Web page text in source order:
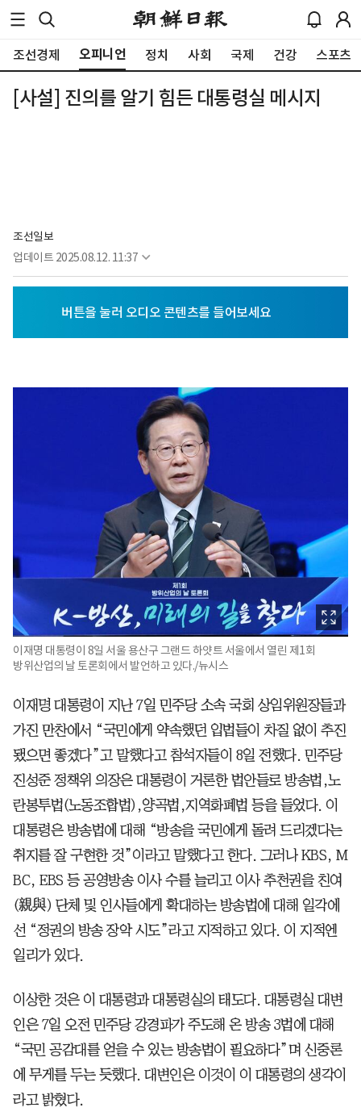
조선경제 오피니언 정치 사회 국제 건강 스포츠
[사설] 진의를 알기 힘든 대통령실 메시지
조선일보
업데이트 2025.08.12. 11:37
이재명 대통령이 8일 서울 용산구 그랜드 하얏트 서울에서 열린 제1회
방위산업의 날 토론회에서 발언하고 있다./뉴시스
이재명 대통령이 지난 7일 민주당 소속 국회 상임위원장들과
가진 만찬에서 “국민에게 약속했던 입법들이 차질 없이 추진
됐으면 좋겠다”고 말했다고 참석자들이 8일 전했다. 민주당
진성준 정책위 의장은 대통령이 거론한 법안들로 방송법,노
란봉투법(노동조합법),양곡법,지역화폐법 등을 들었다. 이
대통령은 방송법에 대해 “방송을 국민에게 돌려 드리겠다는
취지를 잘 구현한 것”이라고 말했다고 한다. 그러나 KBS, M
BC, EBS 등 공영방송 이사 수를 늘리고 이사 추천권을 친여
(親與) 단체 및 인사들에게 확대하는 방송법에 대해 일각에
선 “정권의 방송 장악 시도”라고 지적하고 있다. 이 지적엔
일리가 있다.
이상한 것은 이 대통령과 대통령실의 태도다. 대통령실 대변
인은 7일 오전 민주당 강경파가 주도해 온 방송 3법에 대해
“국민 공감대를 얻을 수 있는 방송법이 필요하다”며 신중론
에 무게를 두는 듯했다. 대변인은 이것이 이 대통령의 생각이
라고 밝혔다.